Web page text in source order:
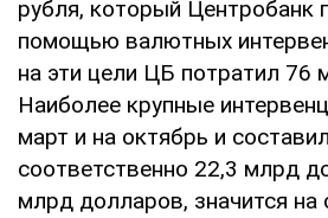
рубля, который Центробанк
помощью валютных
на эти цели ЦБ потратил 76
Наиболее крупные
март и на октябрь и
соответственно 22,3 млрд
млрд долларов, значится на